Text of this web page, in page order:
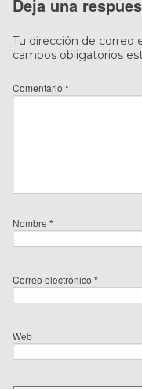
Deja una
Tu dirección de correo
campos obligatorios
Comentario *
Nombre *
Correo electrónico *
Web